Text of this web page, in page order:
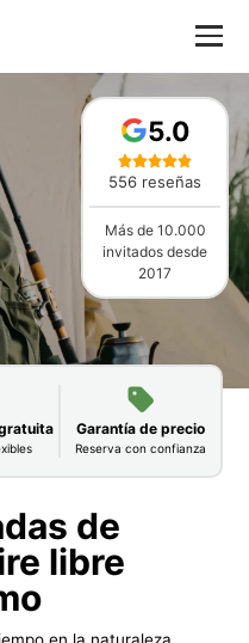
5.0
556 reseñas
Más de 10.000
invitados desde
2017
Garantía de precio
Reserva con confianza
de
libre